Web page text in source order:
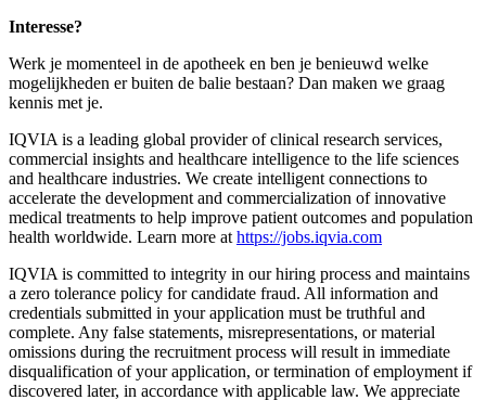
Interesse?
Werk je momenteel in de apotheek en ben je benieuwd welke
mogelijkheden er buiten de balie bestaan? Dan maken we graag
kennis met je.
IQVIA is a leading global provider of clinical research services,
commercial insights and healthcare intelligence to the life sciences
and healthcare industries. We create intelligent connections to
accelerate the development and commercialization of innovative
medical treatments to help improve patient outcomes and population
health worldwide. Learn more at https://jobs.iqvia.com
IQVIA is committed to integrity in our hiring process and maintains
a zero tolerance policy for candidate fraud. All information and
credentials submitted in your application must be truthful and
complete. Any false statements, misrepresentations, or material
omissions during the recruitment process will result in immediate
disqualification of your application, or termination of employment if
discovered later, in accordance with applicable law. We appreciate